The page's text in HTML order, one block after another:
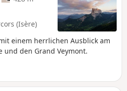
(Isère)
einem herrlichen Ausblick am
den Grand Veymont.